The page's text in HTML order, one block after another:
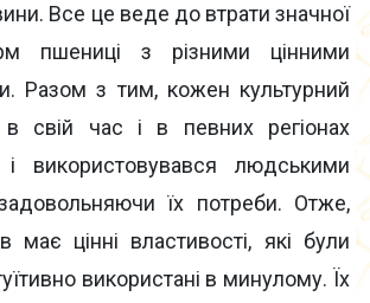
Все це веде до втрати значної
пшениці з різними цінними
Разом з тим, кожен культурний
свій час і в певних регіонах
використовувався людськими
їх потреби. Отже,
має цінні властивості, які були
використані в минулому. Їх